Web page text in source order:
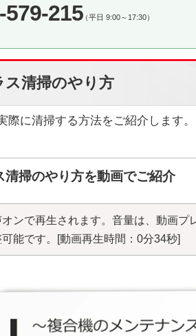
579-215（平日 9:00～17:30）
ス清掃のやり方
際に清掃する方法をご紹介します。
清掃のやり方を動画でご紹介
ンで再生されます。音量は、動画プ
能です。
[動画再生時間：0分34秒]